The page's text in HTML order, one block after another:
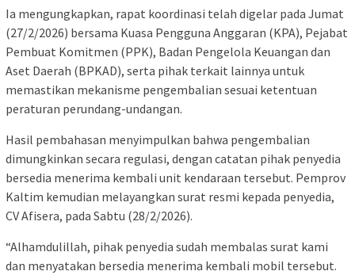
Ia mengungkapkan, rapat koordinasi telah digelar pada Jumat
(27/2/2026) bersama Kuasa Pengguna Anggaran (KPA), Pejabat
Pembuat Komitmen (PPK), Badan Pengelola Keuangan dan
Aset Daerah (BPKAD), serta pihak terkait lainnya untuk
memastikan mekanisme pengembalian sesuai ketentuan
peraturan perundang-undangan.
Hasil pembahasan menyimpulkan bahwa pengembalian
dimungkinkan secara regulasi, dengan catatan pihak penyedia
bersedia menerima kembali unit kendaraan tersebut. Pemprov
Kaltim kemudian melayangkan surat resmi kepada penyedia,
CV Afisera, pada Sabtu (28/2/2026).
“Alhamdulillah, pihak penyedia sudah membalas surat kami
dan menyatakan bersedia menerima kembali mobil tersebut.